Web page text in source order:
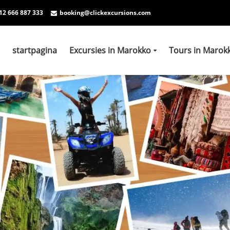
666 887 333 booking@clickexcursions.com
startpagina Excursies in Marokko Tours in